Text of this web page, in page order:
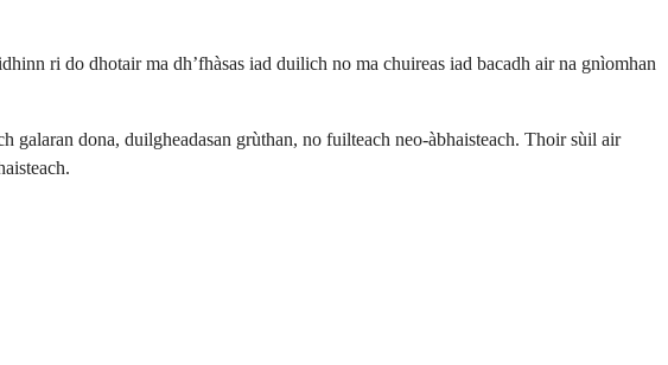
ri do dhotair ma dh’fhàsas iad duilich no ma chuireas iad bacadh air na gnìomhan
galaran dona, duilgheadasan grùthan, no fuilteach neo-àbhaisteach. Thoir sùil air